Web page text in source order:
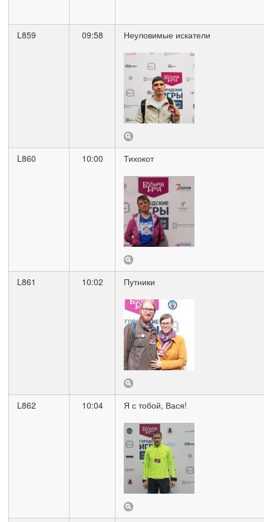
L859 09:58 Неуловимые искатели
L860 10:00 Тихокот
L861 10:02 Путники
L862 10:04 Я с тобой, Вася!